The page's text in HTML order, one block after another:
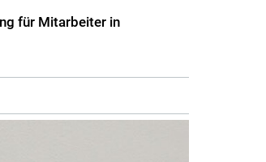
für Mitarbeiter in